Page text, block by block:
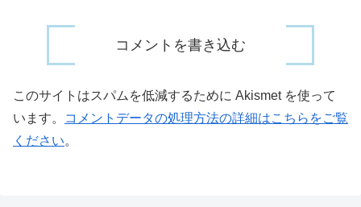
コメントを書き込む
このサイトはスパムを低減するために Akismet を使って
います。
コメントデータの処理方法の詳細はこちらをご覧
ください。